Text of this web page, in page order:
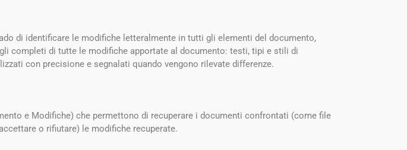
di identificare le modifiche letteralmente in tutti gli elementi del documento,
completi di tutte le modifiche apportate al documento: testi, tipi e stili di
con precisione e segnalati quando vengono rilevate differenze.
e Modifiche) che permettono di recuperare i documenti confrontati (come file
o rifiutare) le modifiche recuperate.